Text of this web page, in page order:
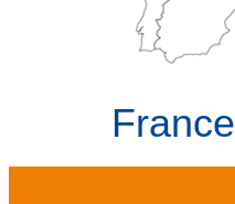
France